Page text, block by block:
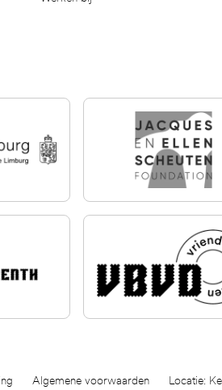
Algemene voorwaarden Locatie: